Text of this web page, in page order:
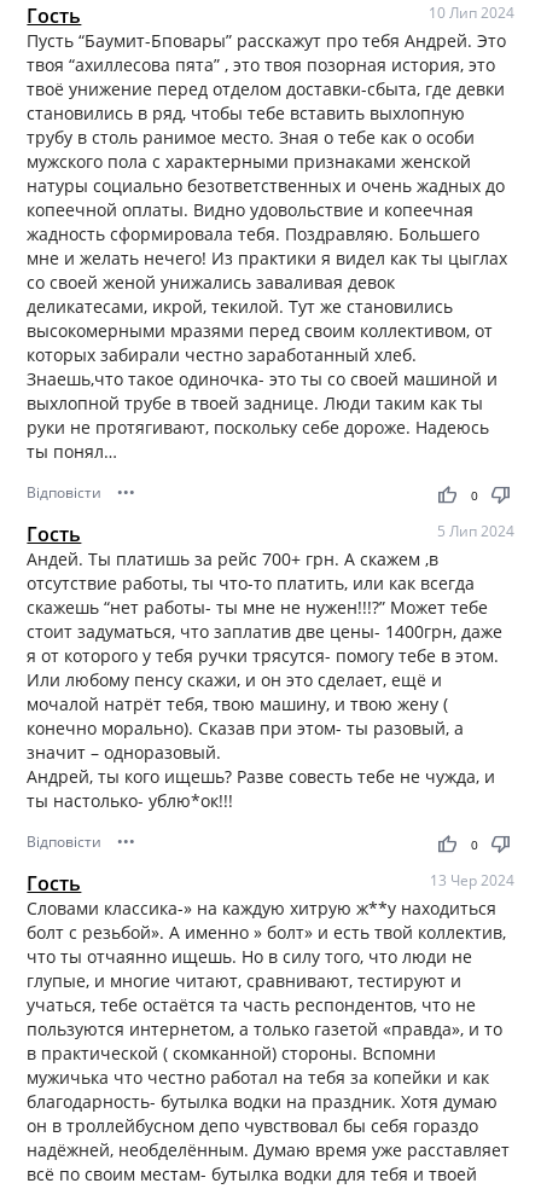
Гость 10 Лип 2024
Пусть “Баумит-Бповары” расскажут про тебя Андрей. Это
твоя “ахиллесова пята” , это твоя позорная история, это
твоё унижение перед отделом доставки-сбыта, где девки
становились в ряд, чтобы тебе вставить выхлопную
трубу в столь ранимое место. Зная о тебе как о особи
мужского пола с характерными признаками женской
натуры социально безответственных и очень жадных до
копеечной оплаты. Видно удовольствие и копеечная
жадность сформировала тебя. Поздравляю. Большего
мне и желать нечего! Из практики я видел как ты цыглах
со своей женой унижались заваливая девок
деликатесами, икрой, текилой. Тут же становились
высокомерными мразями перед своим коллективом, от
которых забирали честно заработанный хлеб.
Знаешь,что такое одиночка- это ты со своей машиной и
выхлопной трубе в твоей заднице. Люди таким как ты
руки не протягивают, поскольку себе дороже. Надеюсь
ты понял…
Відповісти ••• thumb_up thumb_down
0
Гость 5 Лип 2024
Андей. Ты платишь за рейс 700+ грн. А скажем ,в
отсутствие работы, ты что-то платить, или как всегда
скажешь “нет работы- ты мне не нужен!!!?” Может тебе
стоит задуматься, что заплатив две цены- 1400грн, даже
я от которого у тебя ручки трясутся- помогу тебе в этом.
Или любому пенсу скажи, и он это сделает, ещё и
мочалой натрёт тебя, твою машину, и твою жену (
конечно морально). Сказав при этом- ты разовый, а
значит – одноразовый.
Андрей, ты кого ищешь? Разве совесть тебе не чужда, и
ты настолько- ублю*ок!!!
Відповісти ••• thumb_up thumb_down
0
Гость 13 Чер 2024
Словами классика-» на каждую хитрую ж**у находиться
болт с резьбой». А именно » болт» и есть твой коллектив,
что ты отчаянно ищешь. Но в силу того, что люди не
глупые, и многие читают, сравнивают, тестируют и
учаться, тебе остаётся та часть респондентов, что не
пользуются интернетом, а только газетой «правда», и то
в практической ( скомканной) стороны. Вспомни
мужичька что честно работал на тебя за копейки и как
благодарность- бутылка водки на праздник. Хотя думаю
он в троллейбусном депо чувствовал бы себя гораздо
надёжней, необделённым. Думаю время уже расставляет
всё по своим местам- бутылка водки для тебя и твоей